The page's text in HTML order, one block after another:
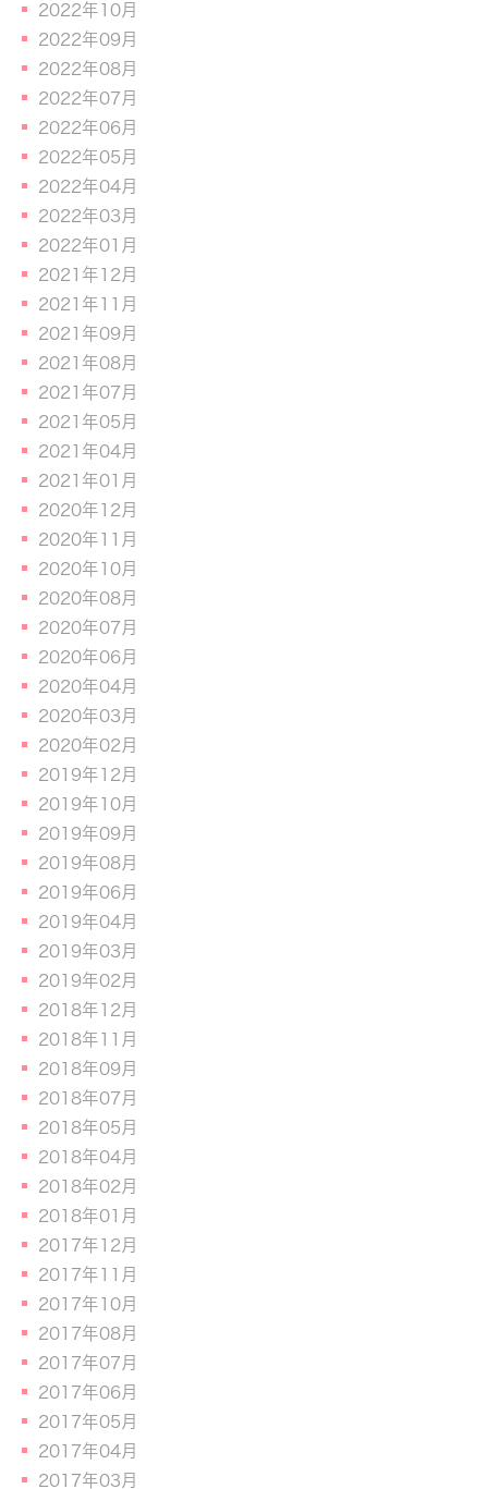
2022年10月
2022年09月
2022年08月
2022年07月
2022年06月
2022年05月
2022年04月
2022年03月
2022年01月
2021年12月
2021年11月
2021年09月
2021年08月
2021年07月
2021年05月
2021年04月
2021年01月
2020年12月
2020年11月
2020年10月
2020年08月
2020年07月
2020年06月
2020年04月
2020年03月
2020年02月
2019年12月
2019年10月
2019年09月
2019年08月
2019年06月
2019年04月
2019年03月
2019年02月
2018年12月
2018年11月
2018年09月
2018年07月
2018年05月
2018年04月
2018年02月
2018年01月
2017年12月
2017年11月
2017年10月
2017年08月
2017年07月
2017年06月
2017年05月
2017年04月
2017年03月